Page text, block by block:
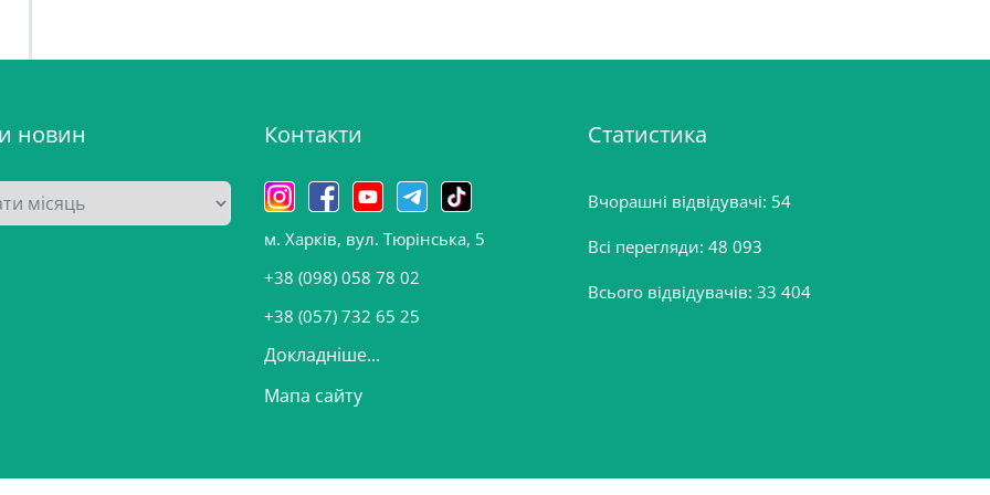
новин Контакти
м. Харків, вул. Тюрінська, 5
+38 (098) 058 78 02
+38 (057) 732 65 25
Докладніше...
Мапа сайту
Статистика
Вчорашні відвідувачі: 54
Всі перегляди: 48 093
Всього відвідувачів: 33 404